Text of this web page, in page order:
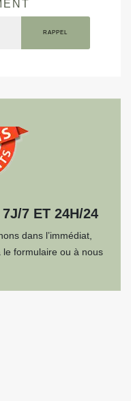
7 ET 24H/24
dans l’immédiat,
le formulaire ou à nous